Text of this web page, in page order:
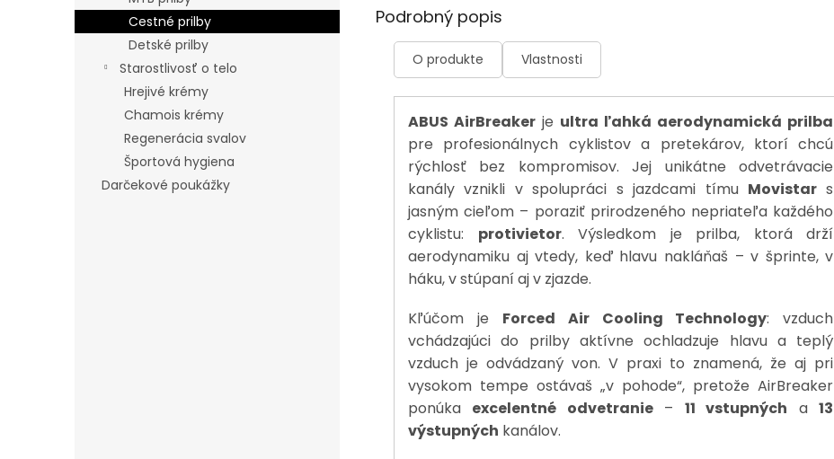
Cestné prilby
Detské prilby
Starostlivosť o telo
Hrejivé krémy
Chamois krémy
Regenerácia svalov
Športová hygiena
Darčekové poukážky
Podrobný popis
O produkte Vlastnosti
ABUS AirBreaker je ultra ľahká aerodynamická prilba
pre profesionálnych cyklistov a pretekárov, ktorí chcú
rýchlosť bez kompromisov. Jej unikátne odvetrávacie
kanály vznikli v spolupráci s jazdcami tímu Movistars
jasným cieľom – poraziť prirodzeného nepriateľa každého
cyklistu: protivietor. Výsledkom je prilba, ktorá drží
aerodynamiku aj vtedy, keď hlavu nakláňaš – v šprinte, v
háku, v stúpaní aj v zjazde.
Kľúčom je Forced Air Cooling Technology: vzduch
vchádzajúci do prilby aktívne ochladzuje hlavu a teplý
vzduch je odvádzaný von. V praxi to znamená, že aj pri
vysokom tempe ostávaš „v pohode“, pretože AirBreaker
ponúka excelentné odvetranie– 11 vstupných a13
výstupných kanálov.